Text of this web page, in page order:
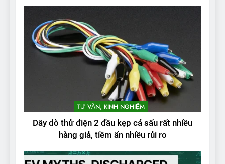
TƯ VẤN, KINH NGHIỆM
Dây dò thử điện 2 đầu kẹp cá sấu rất nhiều
hàng giả, tiềm ẩn nhiều rủi ro